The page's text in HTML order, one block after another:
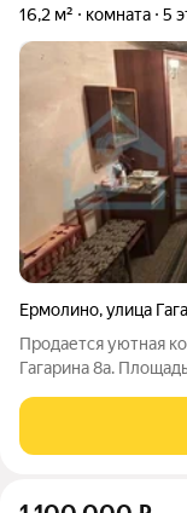
16,2 м² комната 5
Ермолино,улица
Продается уютная
Гагарина 8а.
Комната светлая и
наполняют её